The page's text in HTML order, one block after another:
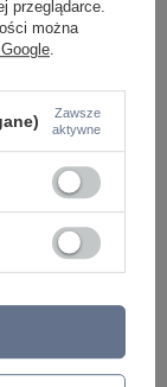
przeglądarce.
można
.
Zawsze
aktywne